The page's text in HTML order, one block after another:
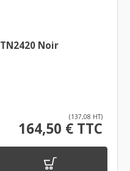
Noir
(137,08 HT)
164,50 € TTC